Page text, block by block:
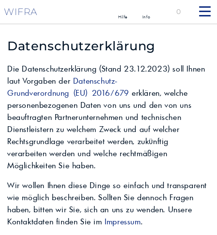
WIFRA Hilfe Info
0
Datenschutzerklärung
Die Datenschutzerklärung (Stand 23.12.2023) soll Ihnen
laut Vorgaben der Datenschutz-
Grundverordnung (EU) 2016/679 erklären, welche
personenbezogenen Daten von uns und den von uns
beauftragten Partnerunternehmen und technischen
Dienstleistern zu welchem Zweck und auf welcher
Rechtsgrundlage verarbeitet werden, zukünftig
verarbeiten werden und welche rechtmäßigen
Möglichkeiten Sie haben.
Wir wollen Ihnen diese Dinge so einfach und transparent
wie möglich beschreiben. Sollten Sie dennoch Fragen
haben, bitten wir Sie, sich an uns zu wenden. Unsere
Kontaktdaten finden Sie im Impressum.